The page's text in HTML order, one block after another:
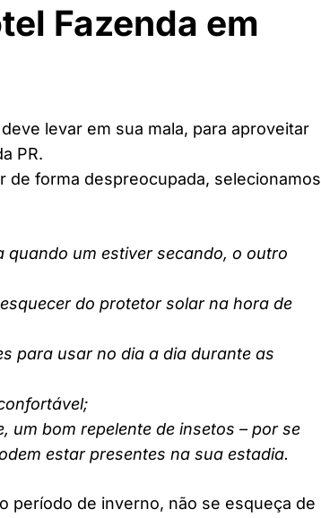
Fazenda em
levar em sua mala, para aproveitar
PR.
de forma despreocupada, selecionamos
quando um estiver secando, o outro
do protetor solar na hora de
para usar no dia a dia durante as
um bom repelente de insetos – por se
estar presentes na sua estadia.
período de inverno, não se esqueça de